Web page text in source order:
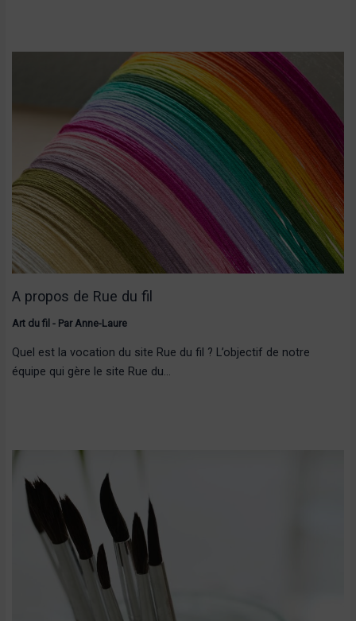
A propos de Rue du fil
Art du fil - Par Anne-Laure
Quel est la vocation du site Rue du fil ? L’objectif de notre
équipe qui gère le site Rue du…